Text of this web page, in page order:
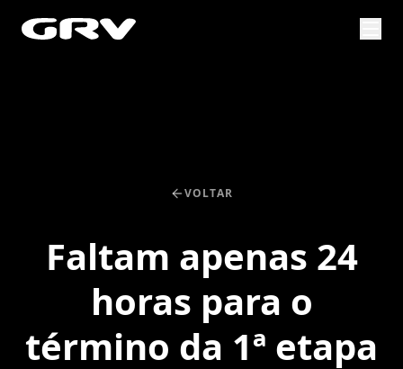
VOLTAR
Faltam apenas 24
horas para o
término da 1ª etapa